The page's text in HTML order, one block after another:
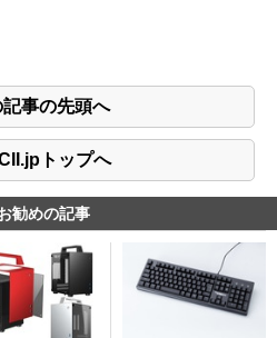
記事の先頭へ
トップへ
勧めの記事